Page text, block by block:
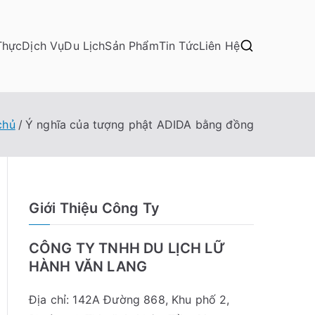
Dịch VụDu LịchSản PhẩmTin TứcLiên Hệ
Ý nghĩa của tượng phật ADIDA bằng đồng
Giới Thiệu Công Ty
CÔNG TY TNHH DU LỊCH LỮ
HÀNH VĂN LANG
Địa chỉ: 142A Đường 868, Khu phố 2,